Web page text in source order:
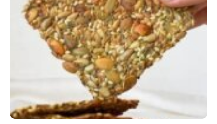
Comer Bem: Cracker De Sementes